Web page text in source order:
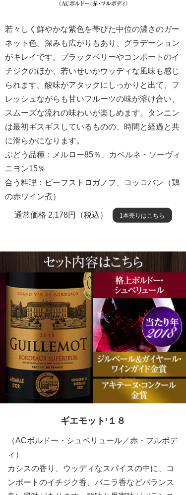
若々しく鮮やかな紫色を帯びた中位の濃さのガー
ネット色。深みも広がりもあり、グラデーション
がキレイです。ブラックベリーやコンポートのイ
チジクのほか、若いせいかウッディな風味も感じ
られます。酸味がアタックにしっかりと出て、フ
レッシュながらも甘いフルーツの味が溶け合い、
スムーズな流れの味わいが楽しめます。タンニン
は最初ギスギスしているものの、時間と経過と共
に滑らかになります。
ぶどう品種：メルロー85％、カベルネ・ソーヴィ
ニヨン15％
合う料理：ビーフストロガノフ、コッコバン（鶏
の赤ワイン煮）
通常価格 2,178円（税込） 1本売りはこちら
ギエモット’１８
（ACボルドー・シュペリュール／赤・フルボデ
ィ）
カシスの香り、ウッディなスパイスの中に、コ
ンポートのイチジク香、バニラ香などバランス